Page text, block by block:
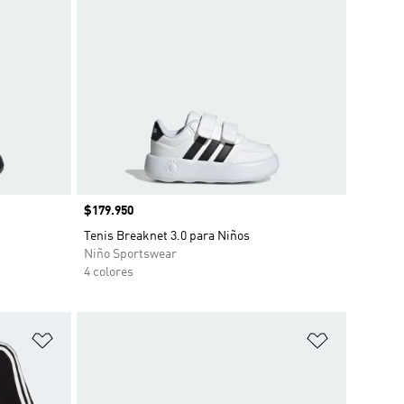
Precio
$179.950
Tenis Breaknet 3.0 para Niños
Niño Sportswear
4 colores